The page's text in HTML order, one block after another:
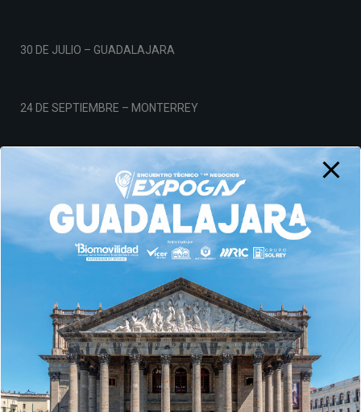
30 DE JULIO – GUADALAJARA
24 DE SEPTIEMBRE – MONTERREY
Aviso de Privacidad
© AMPES 2026